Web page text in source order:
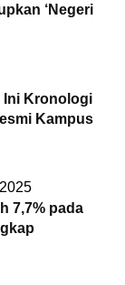
‘Negeri
Ini Kronologi
Kampus
7,7% pada